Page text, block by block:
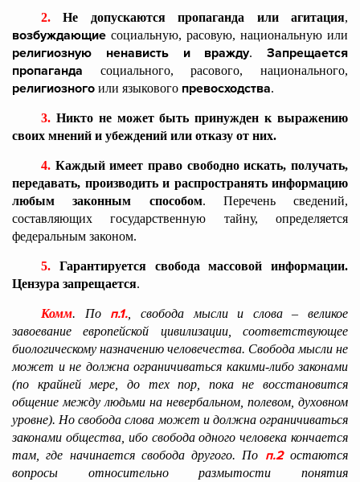
2. Не допускаются пропаганда или агитация,
возбуждающие социальную, расовую, национальную или
религиозную ненависть и вражду. Запрещается
пропаганда социального, расового, национального,
религиозного или языкового превосходства.
3. Никто не может быть принужден к выражению
своих мнений и убеждений или отказу от них.
4. Каждый имеет право свободно искать, получать,
передавать, производить и распространять информацию
любым законным способом. Перечень сведений,
составляющих государственную тайну, определяется
федеральным законом.
5.
Гарантируется свобода массовой информации.
Цензура запрещается.
Комм. По п.1. , свобода мысли и слова – великое
завоевание европейской цивилизации, соответствующее
биологическому назначению человечества. Свобода мысли не
может и не должна ограничиваться какими-либо законами
(по крайней мере, до тех пор, пока не восстановится
общение между людьми на невербальном, полевом, духовном
уровне). Но свобода слова может и должна ограничиваться
законами общества, ибо свобода одного человека кончается
там, где начинается свобода другого. По п.2остаются
вопросы относительно размытости понятия